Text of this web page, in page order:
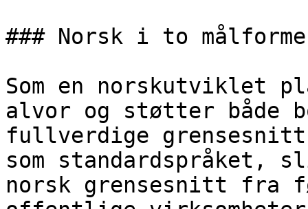
### Norsk i to
Som en norskutviklet
alvor og støtter både
fullverdige
som standardspråket,
norsk grensesnitt fra